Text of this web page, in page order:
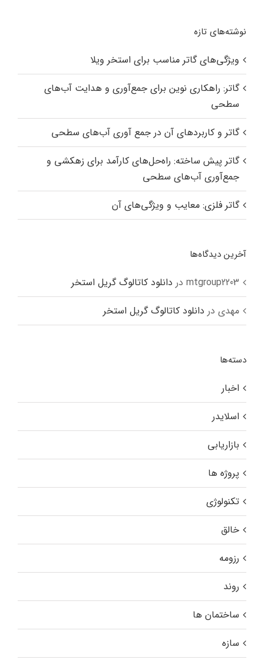
نوشته‌های تازه
ویژگی‌های گاتر مناسب برای استخر ویلا
گاتر: راهکاری نوین برای جمع‌آوری و هدایت آب‌های
سطحی
گاتر و کاربردهای آن در جمع آوری آب‌های سطحی
گاتر پیش ساخته: راه‌حل‌های کارآمد برای زهکشی و
جمع‌آوری آب‌های سطحی
گاتر فلزی: معایب و ویژگی‌های آن
آخرین دیدگاه‌ها
mtgroup2203 در دانلود کاتالوگ گریل استخر
مهدی در دانلود کاتالوگ گریل استخر
دسته‌ها
اخبار
اسلایدر
بازاریابی
پروژه ها
تکنولوژی
خالق
رزومه
روند
ساختمان ها
سازه